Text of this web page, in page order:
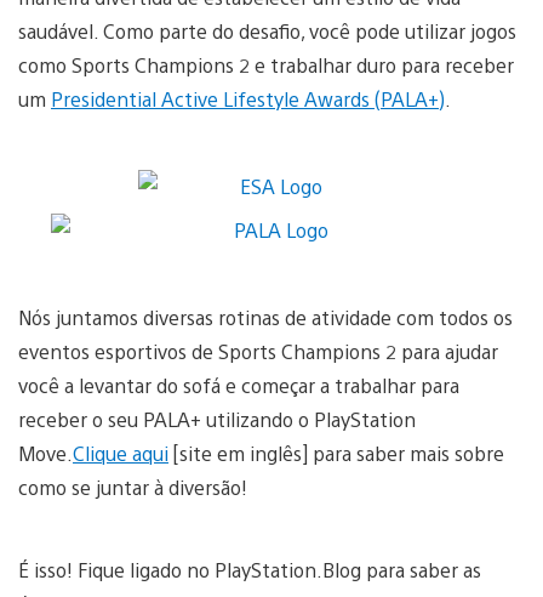
saudável. Como parte do desafio, você pode utilizar jogos
como Sports Champions 2 e trabalhar duro para receber
um Presidential Active Lifestyle Awards (PALA+)
Nós juntamos diversas rotinas de atividade com todos os
eventos esportivos de Sports Champions 2 para ajudar
você a levantar do sofá e começar a trabalhar para
receber o seu PALA+ utilizando o PlayStation
Move. Clique aqui[site em inglês] para saber mais sobre
como se juntar à diversão!
É isso! Fique ligado no PlayStation.Blog para saber as